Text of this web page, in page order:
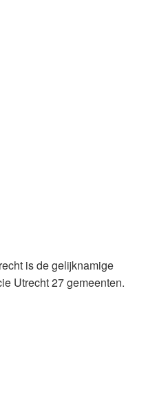
is de gelijknamige
Utrecht 27 gemeenten.